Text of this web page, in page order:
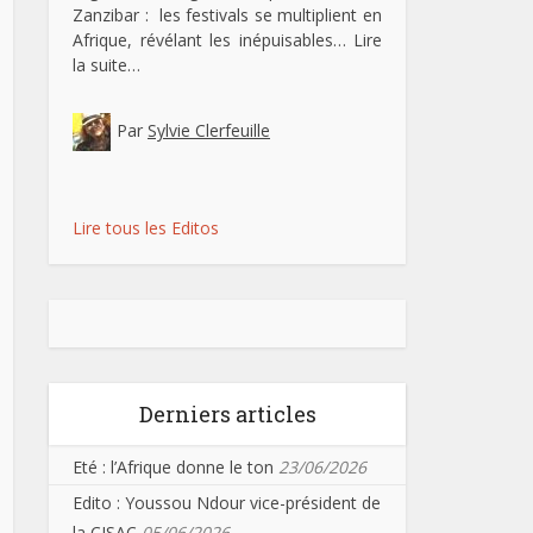
Zanzibar : les festivals se multiplient en
Afrique, révélant les inépuisables… Lire
la suite…
Par Sylvie Clerfeuille
Lire tous les Editos
Derniers articles
Eté : l’Afrique donne le ton 23/06/2026
Edito : Youssou Ndour vice-président de